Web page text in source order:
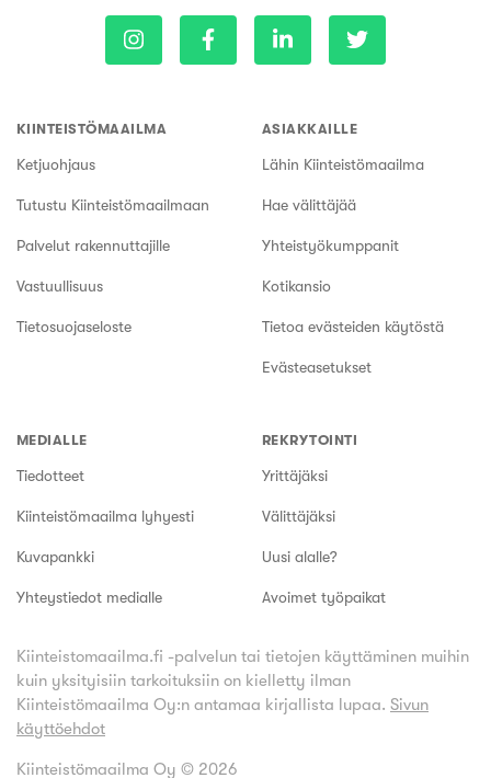
KIINTEISTÖMAAILMA
Ketjuohjaus
Tutustu Kiinteistömaailmaan
Palvelut rakennuttajille
Vastuullisuus
Tietosuojaseloste
ASIAKKAILLE
Lähin Kiinteistömaailma
Hae välittäjää
Yhteistyökumppanit
Kotikansio
Tietoa evästeiden käytöstä
Evästeasetukset
MEDIALLE
Tiedotteet
Kiinteistömaailma lyhyesti
Kuvapankki
Yhteystiedot medialle
REKRYTOINTI
Yrittäjäksi
Välittäjäksi
Uusi alalle?
Avoimet työpaikat
Kiinteistomaailma.fi -palvelun tai tietojen käyttäminen muihin
kuin yksityisiin tarkoituksiin on kielletty ilman
Kiinteistömaailma Oy:n antamaa kirjallista lupaa. Sivun
käyttöehdot
Kiinteistömaailma Oy © 2026